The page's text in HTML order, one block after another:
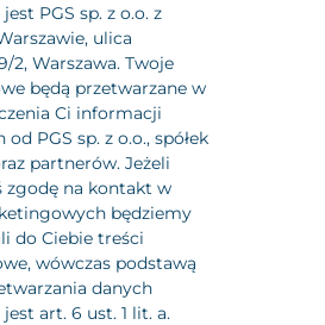
PGS sp. z o.o. z
ulica
2, Warszawa. Twoje
będą przetwarzane w
Ci informacji
PGS sp. z o.o., spółek
partnerów. Jeżeli
zgodę na kontakt w
będziemy
do Ciebie treści
wówczas podstawą
danych
art. 6 ust. 1 lit. a.